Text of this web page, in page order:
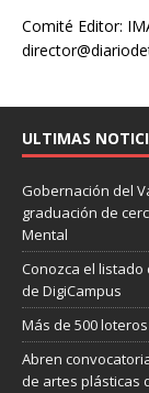
Comité Editor:
ULTIMAS
Gobernación del
graduación de
Mental
Conozca el
de DigiCampus
Más de 500
Abren
de artes plásticas